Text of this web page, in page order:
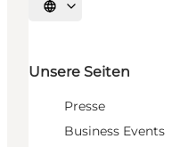
Sprache auswählen
Unsere Seiten
Presse
Business Events